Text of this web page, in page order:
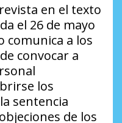
en el texto
el 26 de mayo
comunica a los
convocar a
los
sentencia
de los